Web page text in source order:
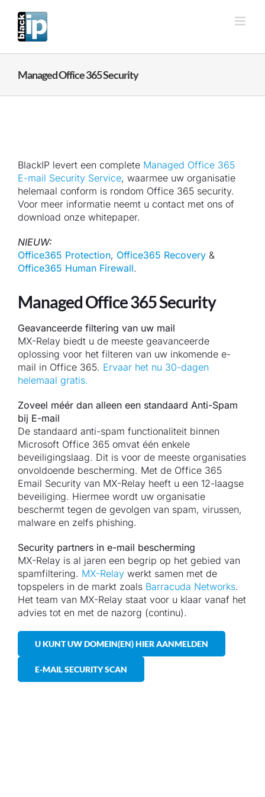
naar
inhoud
Managed Office 365 Security
BlackIP levert een complete Managed Office 365
E-mail Security Service, waarmee uw organisatie
helemaal conform is rondom Office 365 security.
Voor meer informatie neemt u contact met ons of
download onze whitepaper.
NIEUW:
Office365 Protection, Office365 Recovery &
Office365 Human Firewall.
Managed Office 365 Security
Geavanceerde filtering van uw mail
MX-Relay biedt u de meeste geavanceerde
oplossing voor het filteren van uw inkomende e-
mail in Office 365. Ervaar het nu 30-dagen
helemaal gratis.
Zoveel méér dan alleen een standaard Anti-Spam
bij E-mail
De standaard anti-spam functionaliteit binnen
Microsoft Office 365 omvat één enkele
beveiligingslaag. Dit is voor de meeste organisaties
onvoldoende bescherming. Met de Office 365
Email Security van MX-Relay heeft u een 12-laagse
beveiliging. Hiermee wordt uw organisatie
beschermt tegen de gevolgen van spam, virussen,
malware en zelfs phishing.
Security partners in e-mail bescherming
MX-Relay is al jaren een begrip op het gebied van
spamfiltering. MX-Relay werkt samen met de
topspelers in de markt zoals Barracuda Networks.
Het team van MX-Relay staat voor u klaar vanaf het
advies tot en met de nazorg (continu).
U KUNT UW DOMEIN(EN) HIER AANMELDEN
E-MAIL SECURITY SCAN